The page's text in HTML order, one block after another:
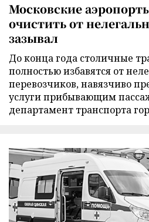
Московские
очистить от
зазывал
До конца года столичные
полностью избавятся от
перевозчиков, навязчиво
услуги прибывающим
департамент транспорта